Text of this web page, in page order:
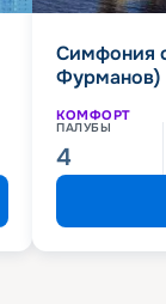
Симфония
Фурманов)
КОМФОРТ
ПАЛУБЫ
4